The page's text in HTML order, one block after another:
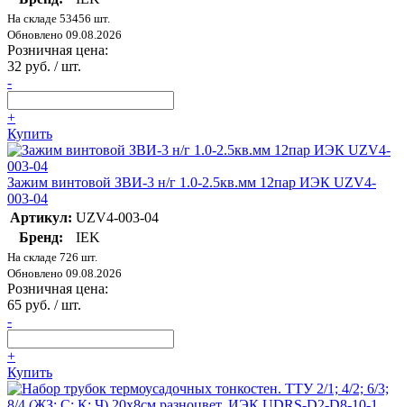
На складе 53456 шт.
Обновлено 09.08.2026
Розничная цена:
32 руб. / шт.
-
+
Купить
Зажим винтовой ЗВИ-3 н/г 1.0-2.5кв.мм 12пар ИЭК UZV4-
003-04
Артикул: UZV4-003-04
Бренд:
IEK
На складе 726 шт.
Обновлено 09.08.2026
Розничная цена:
65 руб. / шт.
-
+
Купить